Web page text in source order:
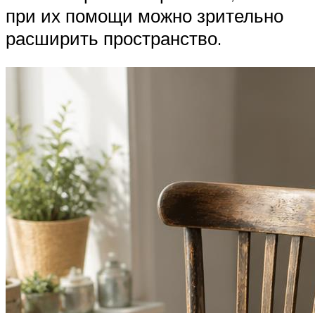
при их помощи можно зрительно
расширить пространство.